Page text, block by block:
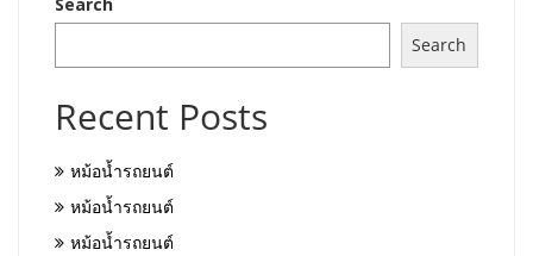
Search
Search
Recent Posts
หม้อน้ำรถยนต์
หม้อน้ำรถยนต์
หม้อน้ำรถยนต์